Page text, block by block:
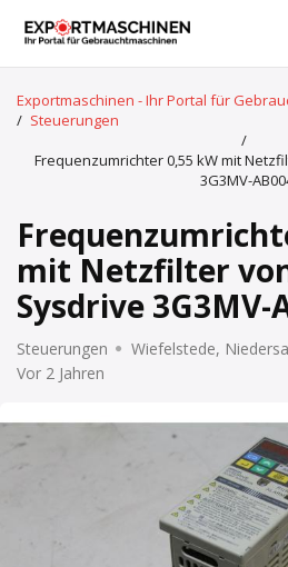
Exportmaschinen - Ihr Portal für
/ Steuerungen
/
Frequenzumrichter 0,55 kW mit
3G3MV-
mit Netzfilter
Sysdrive 3G3MV-
Steuerungen
Wiefelstede,
Vor 2 Jahren